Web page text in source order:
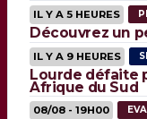
IL Y A 5 HEURES
Découvrez un
IL Y A 9 HEURES
Lourde défaite
Afrique du Sud
08/08 - 19H00